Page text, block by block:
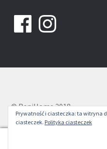
FacebookInstagram
© ReniHome 2018
Prywatność i ciasteczka: ta witryna
ciasteczek. Polityka ciasteczek